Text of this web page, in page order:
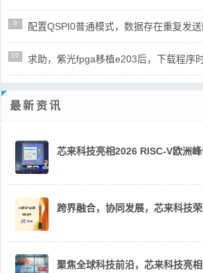
9 配置QSPI0普通模式，数据存在重复发
10 求助，紫光fpga移植e203后，下载程序
最新资讯
芯来科技亮相2026 RISC-V欧洲峰
跨界融合，协同发展，芯来科技
聚焦全球科技前沿，芯来科技亮